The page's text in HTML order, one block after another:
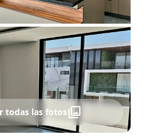
todas las fotos